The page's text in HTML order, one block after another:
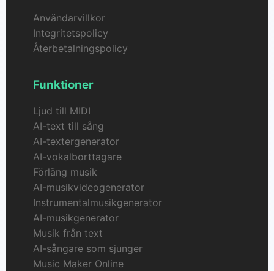
Användarvillkor
Integritetspolicy
Återbetalningspolicy
Funktioner
Ljud till MIDI
AI-text till sång
AI-textergenerator
AI-vokalborttagare
Förläng musik
AI-musikvideogenerator
Instrumentalmusikgenerator
AI-musikgenerator
Musik från text
AI-sångare som sjunger
Music Maker Online